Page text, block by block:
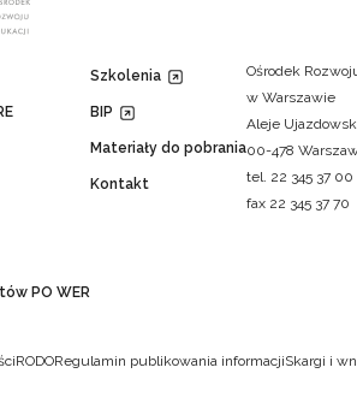
PO WER
Szkolenia
BIP
Materiały do pobrania
Kontakt
Ośrodek
w Warszawie
Aleje
00-478
tel. 22 345 37 00
fax 22 345 37 70
RODORegulamin publikowania informacjiSkargi i